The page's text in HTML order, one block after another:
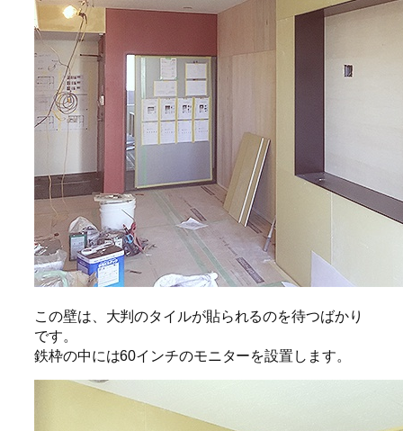
この壁は、大判のタイルが貼られるのを待つばかり
です。
鉄枠の中には60インチのモニターを設置します。